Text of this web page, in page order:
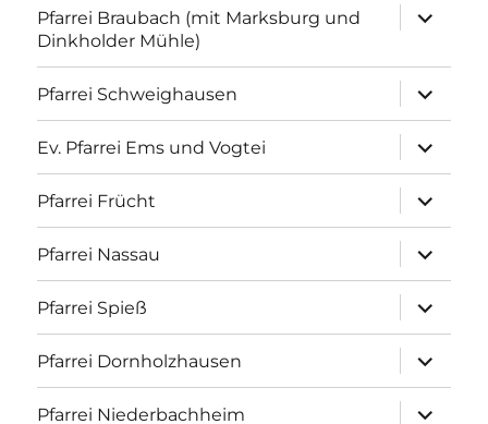
Pfarrei Braubach (mit Marksburg und
Dinkholder Mühle)
anzeigen
Pfarrei Schweighausen
anzeigen
Ev. Pfarrei Ems und Vogtei
anzeigen
Pfarrei Frücht
anzeigen
Pfarrei Nassau
anzeigen
Pfarrei Spieß
anzeigen
Pfarrei Dornholzhausen
anzeigen
Pfarrei Niederbachheim